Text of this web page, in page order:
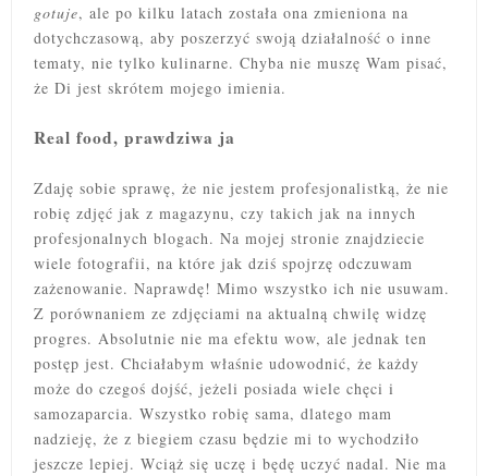
gotuje, ale po kilku latach została ona zmieniona na
dotychczasową, aby poszerzyć swoją działalność o inne
tematy, nie tylko kulinarne. Chyba nie muszę Wam pisać,
że Di jest skrótem mojego imienia.
Real food, prawdziwa ja
Zdaję sobie sprawę, że nie jestem profesjonalistką, że nie
robię zdjęć jak z magazynu, czy takich jak na innych
profesjonalnych blogach. Na mojej stronie znajdziecie
wiele fotografii, na które jak dziś spojrzę odczuwam
zażenowanie. Naprawdę! Mimo wszystko ich nie usuwam.
Z porównaniem ze zdjęciami na aktualną chwilę widzę
progres. Absolutnie nie ma efektu wow, ale jednak ten
postęp jest. Chciałabym właśnie udowodnić, że każdy
może do czegoś dojść, jeżeli posiada wiele chęci i
samozaparcia. Wszystko robię sama, dlatego mam
nadzieję, że z biegiem czasu będzie mi to wychodziło
jeszcze lepiej. Wciąż się uczę i będę uczyć nadal. Nie ma